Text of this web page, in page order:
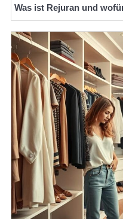
Was ist Rejuran und